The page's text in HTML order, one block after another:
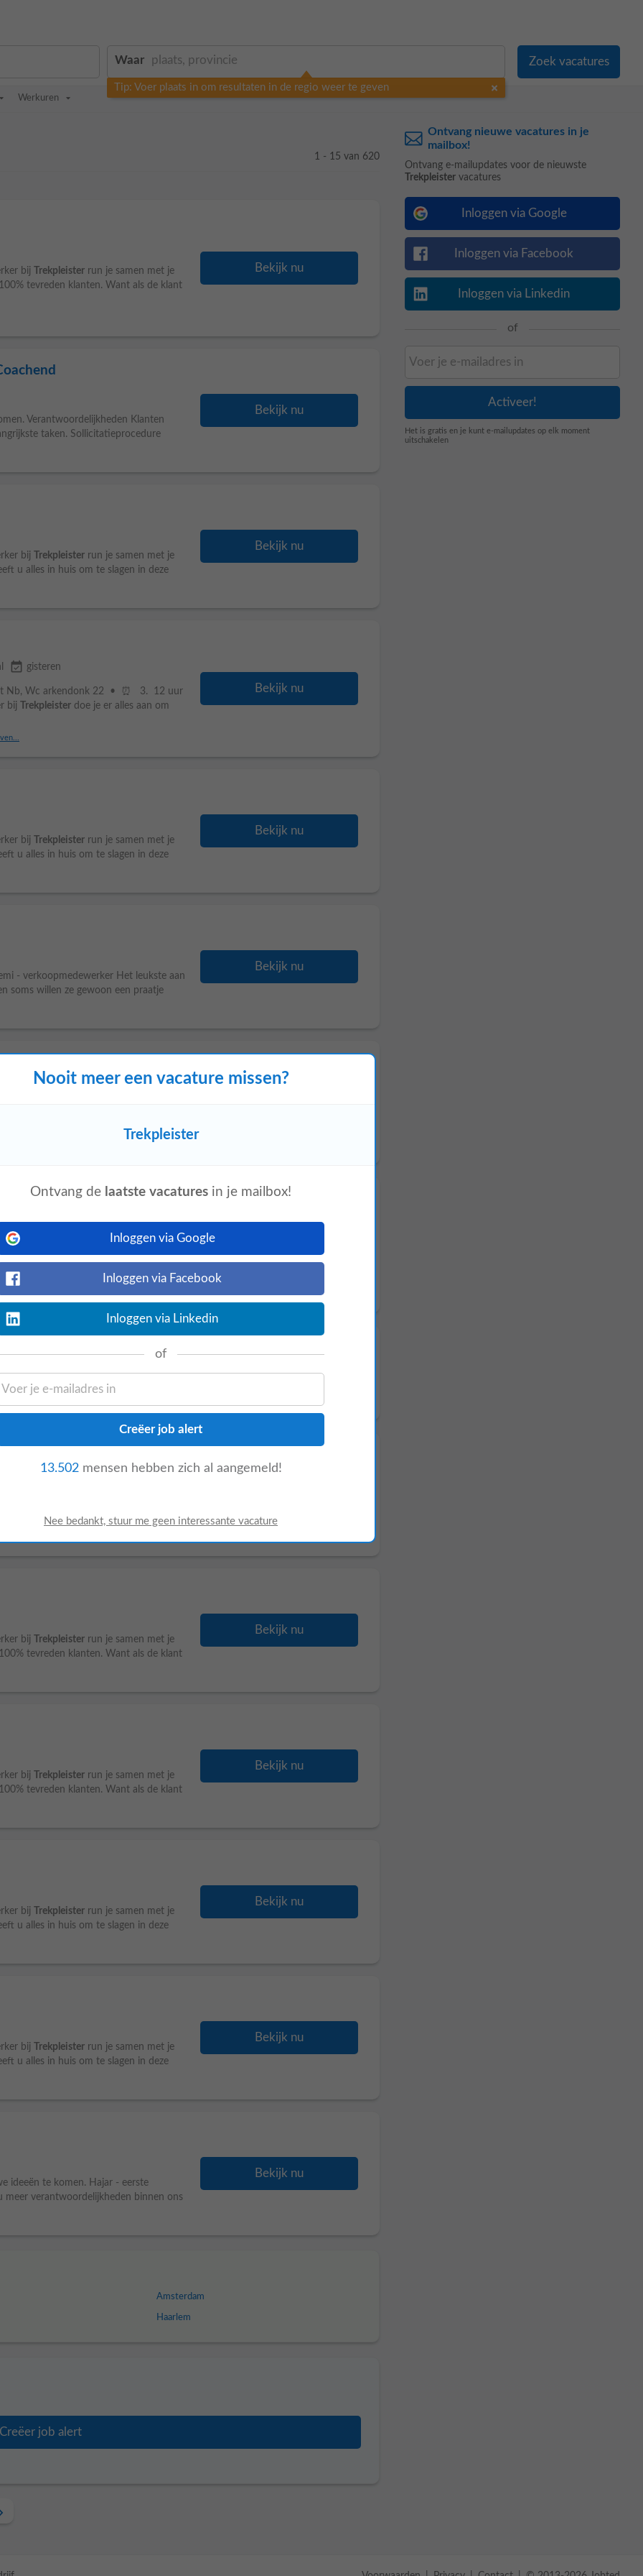
Waar
Tip: Voer plaats in om resultaten in de regio weer te geven
Werkuren
1 - 15 van 620
bij Trekpleister run je samen met je
tevreden klanten. Want als de klant
Bekijk nu
Verantwoordelijkheden Klanten
taken. Sollicitatieprocedure
Bekijk nu
bij Trekpleister run je samen met je
u alles in huis om te slagen in deze
Bekijk nu
event_available gisteren
Nb, Wc arkendonk 22 • ⏰ 3. 12 uur
bij
Trekpleister doe je er alles aan om
Bekijk nu
bij Trekpleister run je samen met je
u alles in huis om te slagen in deze
Bekijk nu
- verkoopmedewerker Het leukste aan
soms willen ze gewoon een praatje
Bekijk nu
bij
u alles in huis om te slagen in deze
bij
u alles in huis om te slagen in deze
Bekijk nu
nieuwe ideeën te komen. Wat je
coachen Wat wij zoeken • Ervaring
bij Trekpleister run je samen met je
tevreden klanten. Want als de klant
Bekijk nu
bij Trekpleister run je samen met je
tevreden klanten. Want als de klant
Bekijk nu
bij Trekpleister run je samen met je
u alles in huis om te slagen in deze
Bekijk nu
bij Trekpleister run je samen met je
u alles in huis om te slagen in deze
Bekijk nu
ideeën te komen. Hajar - eerste
meer verantwoordelijkheden binnen ons
Bekijk nu
Amsterdam
Haarlem
Ontvang nieuwe vacatures in je
mailbox!
Ontvang e-mailupdates voor de nieuwste
Trekpleister vacatures
Inloggen via Google
Inloggen via Facebook
Inloggen via Linkedin
of
Het is gratis en je kunt e-mailupdates op elk moment
uitschakelen
Nooit meer een vacature missen?
Trekpleister
Ontvang de laatste vacatures in je mailbox!
Inloggen via Google
Inloggen via Facebook
Inloggen via Linkedin
of
13.502mensen hebben zich al aangemeld!